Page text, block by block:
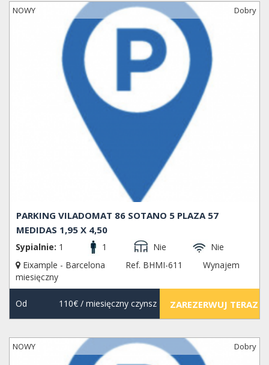
NOWY Dobry
PARKING VILADOMAT 86 SOTANO 5 PLAZA 57
MEDIDAS 1,95 X 4,50
Sypialnie: 1 1 Nie
Nie
Eixample - Barcelona
Ref. BHMI-611
Wynajem
miesięczny
Od 110€/ miesięczny czynsz ZAREZERWUJ TERAZ
NOWY Dobry